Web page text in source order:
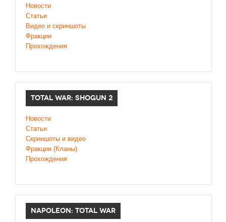
Новости
Статьи
Видео и скриншоты
Фракции
Прохождения
TOTAL WAR: SHOGUN 2
Новости
Статьи
Cкриншоты и видео
Фракции (Кланы)
Прохождения
NAPOLEON: TOTAL WAR